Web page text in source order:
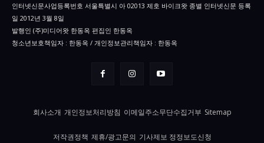
인터넷신문사업등록번호 서울특별시 아 02013 제호 바이크왓 종별 인터넷신문 등록
일 2012년 3월 8일
발행인 (주)미디어왓 한동옥 편집인 한동옥
청소년보호책임자 : 한동옥 / 개인정보관리책임자 : 한동옥
회사소개 개인정보처리방침 이메일주소무단수집거부 Sitemap
저작권정책 제휴/광고문의 기사제보 정정보도신청